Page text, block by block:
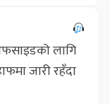
लागि
जारी रहँदा